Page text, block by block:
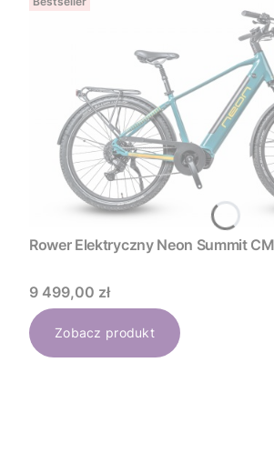
Rower Elektryczny Neon Summit
Cena
9 499,00 zł
Zobacz produkt